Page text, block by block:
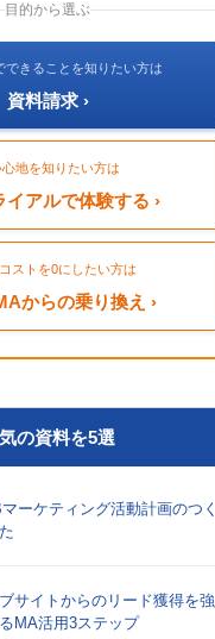
目的から選ぶ
できることを知りたい方は
資料請求 ›
地を知りたい方は
イアルで体験する ›
ストを0にしたい方は
からの乗り換え ›
の資料を5選
ーケティング活動計画のつく
サイトからのリード獲得を強
MA活用3ステップ